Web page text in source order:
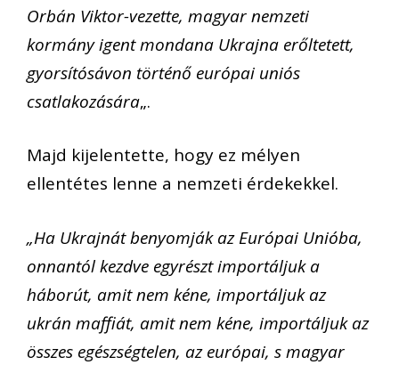
Orbán Viktor-vezette, magyar nemzeti
kormány igent mondana Ukrajna erőltetett,
gyorsítósávon történő európai uniós
csatlakozására„.
Majd kijelentette, hogy ez mélyen
ellentétes lenne a nemzeti érdekekkel.
„Ha Ukrajnát benyomják az Európai Unióba,
onnantól kezdve egyrészt importáljuk a
háborút, amit nem kéne, importáljuk az
ukrán maffiát, amit nem kéne, importáljuk az
összes egészségtelen, az európai, s magyar